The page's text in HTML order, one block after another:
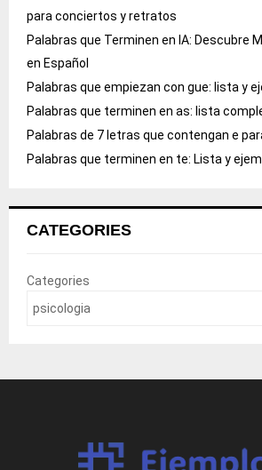
para conciertos y retratos
Palabras que Terminen en IA: Descubre
en Español
Palabras que empiezan con gue: lista y
Palabras que terminen en as: lista
Palabras de 7 letras que contengan e
Palabras que terminen en te: Lista y
CATEGORIES
Categories